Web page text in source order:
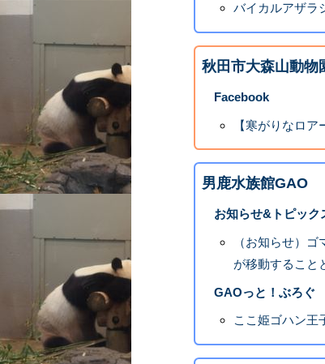
バイカルアザラ
秋田市大森山動物
Facebook
【寒がりなロ
男鹿水族館GAO
お知らせ&トピック
（お知らせ）
が移動すること
GAOっと！ぶろぐ
ここ姫ゴハン